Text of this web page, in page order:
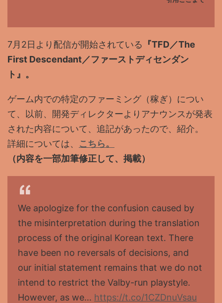
7月2日より配信が開始されている 『TFD／The
First Descendant／ファーストディセンダン
ト』。
ゲーム内での特定のファーミング（稼ぎ）につい
て、以前、開発ディレクターよりアナウンスが発表
された内容について、追記があったので、紹介。
詳細については、 こちら。
（内容を一部加筆修正して、掲載）
We apologize for the confusion caused by
the misinterpretation during the translation
process of the original Korean text. There
have been no reversals of decisions, and
our initial statement remains that we do not
intend to restrict the Valby-run playstyle.
However, as we… https://t.co/1CZDnuVsau